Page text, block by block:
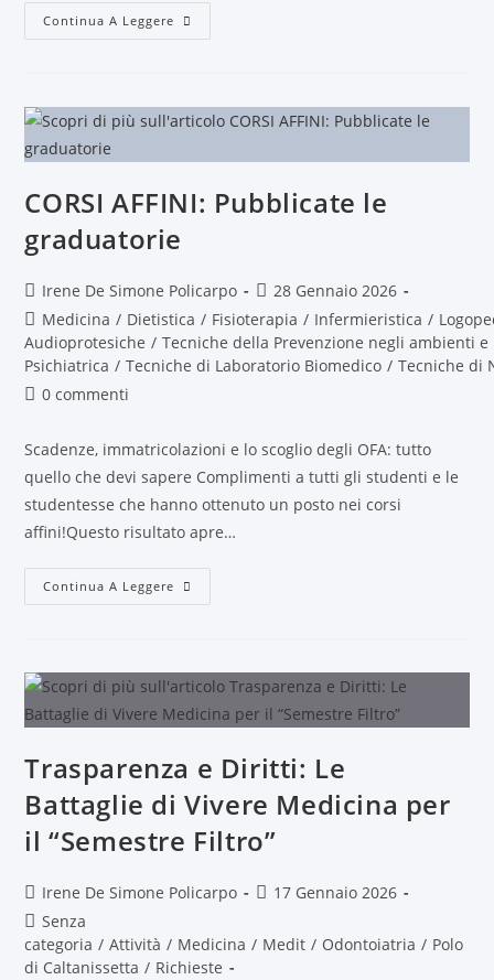
Continua A Leggere
CORSI AFFINI: Pubblicate le
graduatorie
Irene De Simone Policarpo
28 Gennaio 2026
Medicina / Dietistica / Fisioterapia / Infermieristica /
Audioprotesiche / Tecniche della Prevenzione negli ambienti
Psichiatrica / Tecniche di Laboratorio Biomedico / Tecniche di
0 commenti
Scadenze, immatricolazioni e lo scoglio degli OFA: tutto
quello che devi sapere Complimenti a tutti gli studenti e le
studentesse che hanno ottenuto un posto nei corsi
affini!Questo risultato apre…
Continua A Leggere
Trasparenza e Diritti: Le
Battaglie di Vivere Medicina per
il “Semestre Filtro”
Irene De Simone Policarpo
17 Gennaio 2026
Senza
categoria / Attività / Medicina / Medit / Odontoiatria / Polo
di Caltanissetta / Richieste